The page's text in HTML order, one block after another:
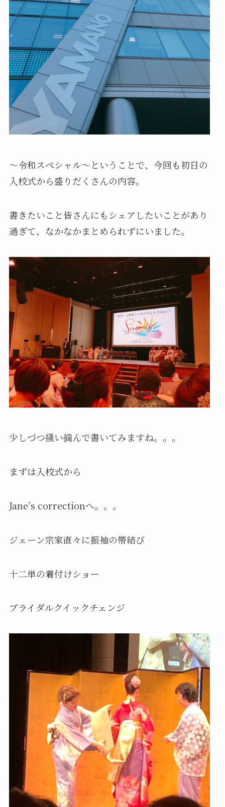
〜令和スペシャル〜ということで、今回も初日の
入校式から盛りだくさんの内容。
書きたいこと皆さんにもシェアしたいことがあり
過ぎて、 なかなかまとめられずにいました。
少しづつ掻い摘んで書いてみますね。。。
まずは入校式から
Jane’s correctionへ。。。
ジェーン宗家直々に振袖の帯結び
十二単の着付けショー
ブライダルクイックチェンジ